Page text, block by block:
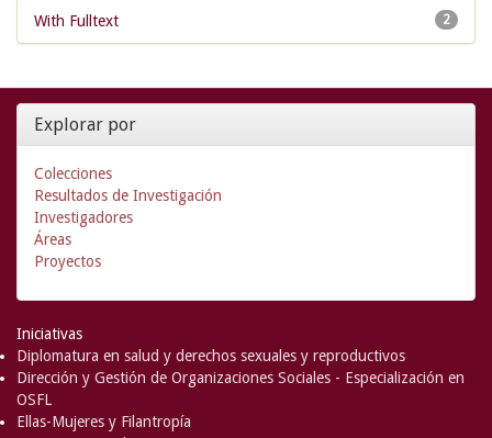
2
With Fulltext
Explorar por
Colecciones
Resultados de Investigación
Investigadores
Áreas
Proyectos
Iniciativas
Diplomatura en salud y derechos sexuales y reproductivos
Dirección y Gestión de Organizaciones Sociales - Especialización en
OSFL
Ellas-Mujeres y Filantropía